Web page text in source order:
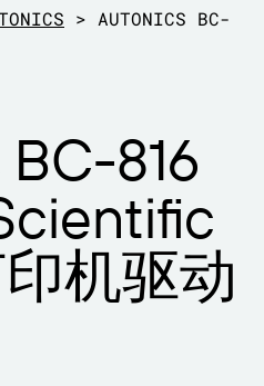
动程序
议
现更大成效。与
联系销售人员
> AUTONICS BC-
816
机驱动